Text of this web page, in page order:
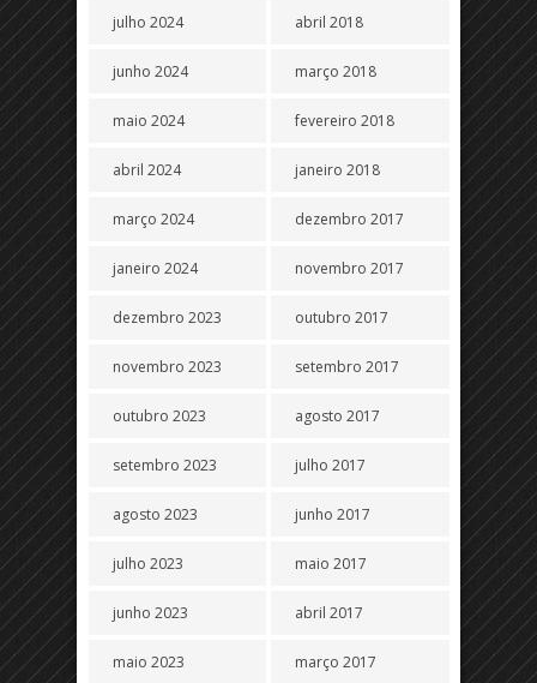
julho 2024
junho 2024
maio 2024
abril 2024
março 2024
janeiro 2024
dezembro 2023
novembro 2023
outubro 2023
setembro 2023
agosto 2023
julho 2023
junho 2023
maio 2023
abril 2018
março 2018
fevereiro 2018
janeiro 2018
dezembro 2017
novembro 2017
outubro 2017
setembro 2017
agosto 2017
julho 2017
junho 2017
maio 2017
abril 2017
março 2017